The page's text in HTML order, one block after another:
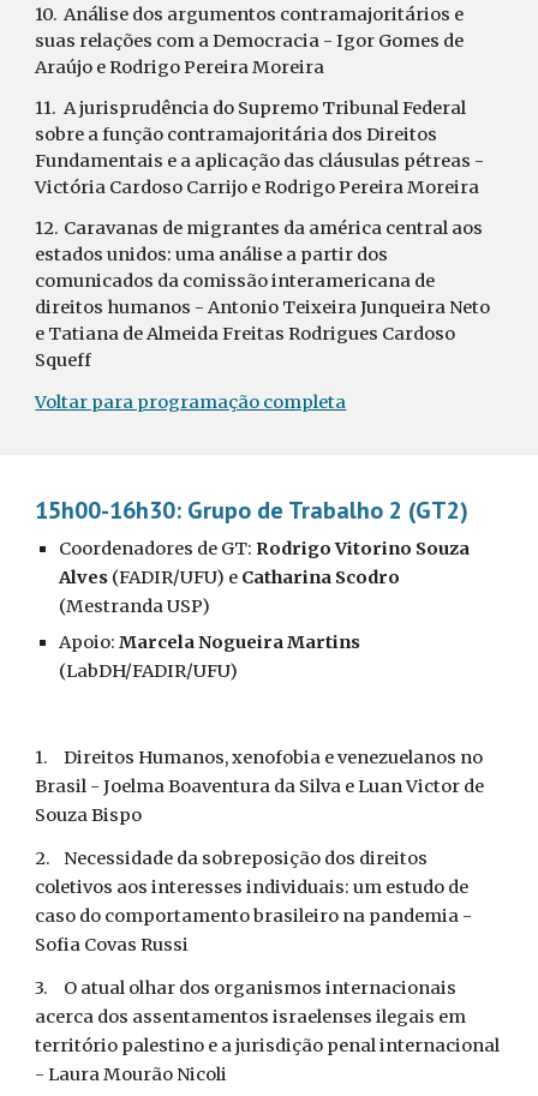
10. Análise dos argumentos contramajoritários e
suas relações com a Democracia - Igor Gomes de
Araújo e Rodrigo Pereira Moreira
11. A jurisprudência do Supremo Tribunal Federal
sobre a função contramajoritária dos Direitos
Fundamentais e a aplicação das cláusulas pétreas -
Victória Cardoso Carrijo e Rodrigo Pereira Moreira
12. Caravanas de migrantes da américa central aos
estados unidos: uma análise a partir dos
comunicados da comissão interamericana de
direitos humanos - Antonio Teixeira Junqueira Neto
e Tatiana de Almeida Freitas Rodrigues Cardoso
Squeff
Voltar para programação completa
15h00-16h30: Grupo de Trabalho 2 (GT2)
Coordenadores de GT: Rodrigo Vitorino Souza
Alves (FADIR/UFU) e Catharina Scodro
(Mestranda USP)
Apoio: Marcela Nogueira Martins
(LabDH/FADIR/UFU)
1.
Direitos Humanos, xenofobia e venezuelanos no
Brasil - Joelma Boaventura da Silva e Luan Victor de
Souza Bispo
2.
Necessidade da sobreposição dos direitos
coletivos aos interesses individuais: um estudo de
caso do comportamento brasileiro na pandemia -
Sofia Covas Russi
3.
O atual olhar dos organismos internacionais
acerca dos assentamentos israelenses ilegais em
território palestino e a jurisdição penal internacional
- Laura Mourão Nicoli